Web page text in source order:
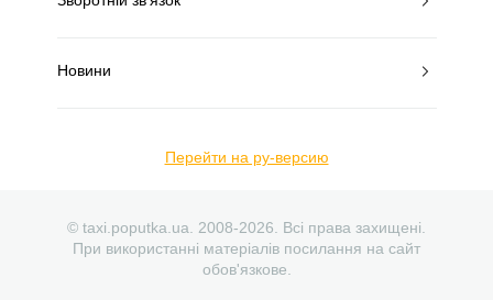
Новини
Перейти на ру-версию
© taxi.poputka.ua. 2008-2026. Всі права захищені.
При використанні матеріалів посилання на сайт
обов'язкове.